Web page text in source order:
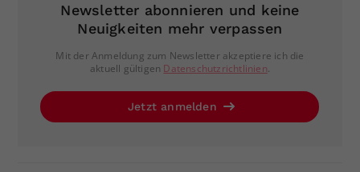
Newsletter abonnieren und keine
Neuigkeiten mehr verpassen
Mit der Anmeldung zum Newsletter akzeptiere ich die
aktuell gültigen Datenschutzrichtlinien.
Jetzt anmelden